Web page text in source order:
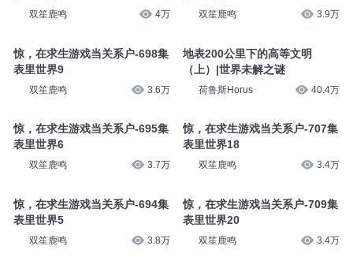
双笙鹿鸣 4万
惊，在求生游戏当关系户-698集
表里世界9
双笙鹿鸣 3.6万
惊，在求生游戏当关系户-695集
表里世界6
双笙鹿鸣 3.7万
惊，在求生游戏当关系户-694集
表里世界5
双笙鹿鸣 3.8万
双笙鹿鸣 3.9万
地表200公里下的高等文明
（上）|世界未解之谜
荷鲁斯Horus 40.4万
惊，在求生游戏当关系户-707集
表里世界18
双笙鹿鸣 3.4万
惊，在求生游戏当关系户-709集
表里世界20
双笙鹿鸣 3.4万